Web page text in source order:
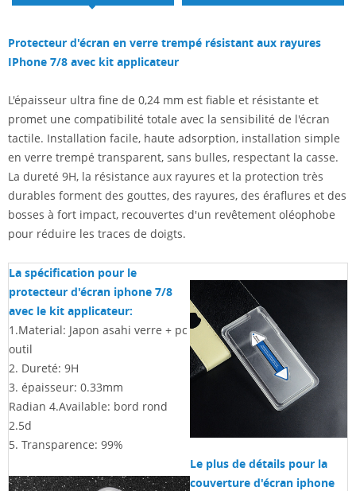
Protecteur d'écran en verre trempé résistant aux rayures
IPhone 7/8 avec kit applicateur
L'épaisseur ultra fine de 0,24 mm est fiable et résistante et
promet une compatibilité totale avec la sensibilité de l'écran
tactile. Installation facile, haute adsorption, installation simple
en verre trempé transparent, sans bulles, respectant la casse.
La dureté 9H, la résistance aux rayures et la protection très
durables forment des gouttes, des rayures, des éraflures et des
bosses à fort impact, recouvertes d'un revêtement oléophobe
pour réduire les traces de doigts.
La spécification pour le
protecteur d'écran iphone 7/8
avec le kit applicateur:
1.Material: Japon asahi verre + pc
outil
2. Dureté: 9H
3. épaisseur: 0.33mm
Radian 4.Available: bord rond
2.5d
5. Transparence: 99%
Le plus de détails pour la
couverture d'écran iphone